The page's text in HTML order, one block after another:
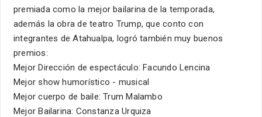
premiada como la mejor bailarina de la temporada,
además la obra de teatro Trump, que conto con
integrantes de Atahualpa, logró también muy buenos
premios:
Mejor Dirección de espectáculo: Facundo Lencina
Mejor show humorístico - musical
Mejor cuerpo de baile: Trum Malambo
Mejor Bailarina: Constanza Urquiza